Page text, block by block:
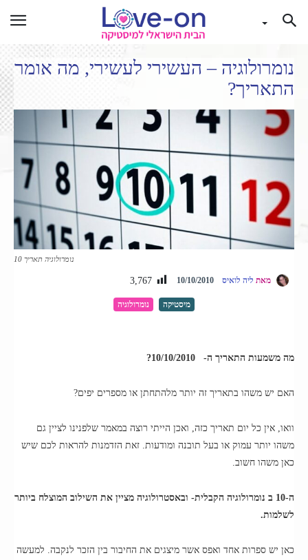
נומרולוגיה – העשירי לעשירי, מה אומר
התאריך?
נומרולוגיה תאריך 10
מיסטיקה נומרולוגיה
מאת ליה לואיס 10/10/2010
3,767
מה משמעות התאריך ה- 10/10/2010?
האם יש משהו בתאריך זה יותר מלהתחתן או מספרים יפים?
וואו, אין כל יום תאריך כזה, ואכן הייתי רוצה במאמר שלפנינו לציין גם
משהו יותר עמוק או בעל תובנה ומודעות. זאת הזדמנות להראות לכם שיש
כאן משהו חשוב.
ה-10 ב נומרולוגיה הקבלית- ובאסטרולוגיה מציין את השילוב המוצלח ביותר
לשלמות.
כאן יש ספרות אחד ואפס אשר מיצגים את החיבור בין הזכר לנקבה. למעשה